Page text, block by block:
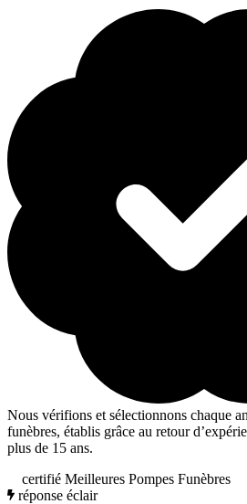
Nous vérifions et sélectionnons chaque
funèbres, établis grâce au retour
plus de 15 ans.
certifié Meilleures Pompes Funèbres
réponse éclair